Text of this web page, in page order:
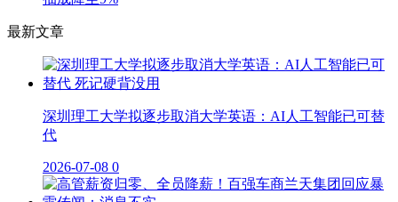
最新文章
深圳理工大学拟逐步取消大学英语：AI人工智能已可替
代
2026-07-08 0